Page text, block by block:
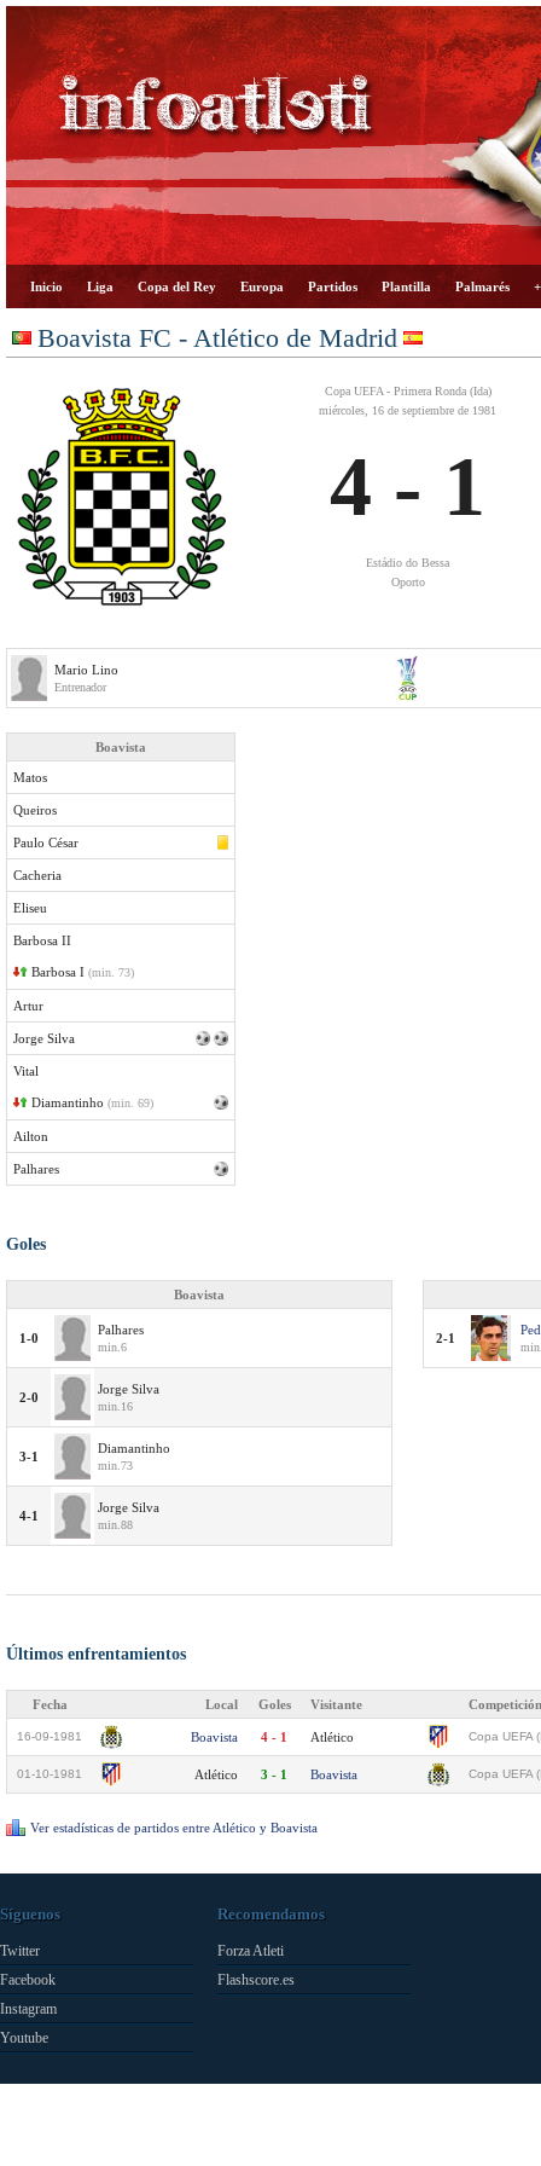
Inicio Liga Copa del Rey Europa Partidos Plantilla Palmarés
Boavista FC - Atlético de Madrid
Copa UEFA - Primera Ronda (Ida)
miércoles, 16 de septiembre de 1981
4 - 1
Estádio do Bessa
Oporto
Mario Lino
Entrenador
Boavista
Matos
Queiros
Paulo César
Cacheria
Eliseu
Barbosa II
Barbosa I (min. 73)
Artur
Jorge Silva
Vital
Diamantinho (min. 69)
Ailton
Palhares
Goles
Boavista
1-0
Palhares
min.6
2-0
Jorge Silva
min.16
3-1
Diamantinho
min.73
4-1
Jorge Silva
min.88
2-1
Últimos enfrentamientos
Fecha Local Goles Visitante Competición
16-09-1981 Boavista 4 - 1 Atlético Copa UEFA
01-10-1981 Atlético 3 - 1 Boavista Copa UEFA
Ver estadísticas de partidos entre Atlético y Boavista
Síguenos
Twitter
Facebook
Instagram
Youtube
Recomendamos
Forza Atleti
Flashscore.es